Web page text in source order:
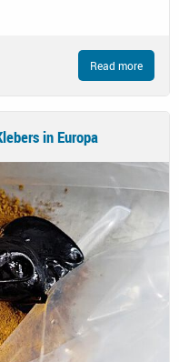
Read more
in Europa